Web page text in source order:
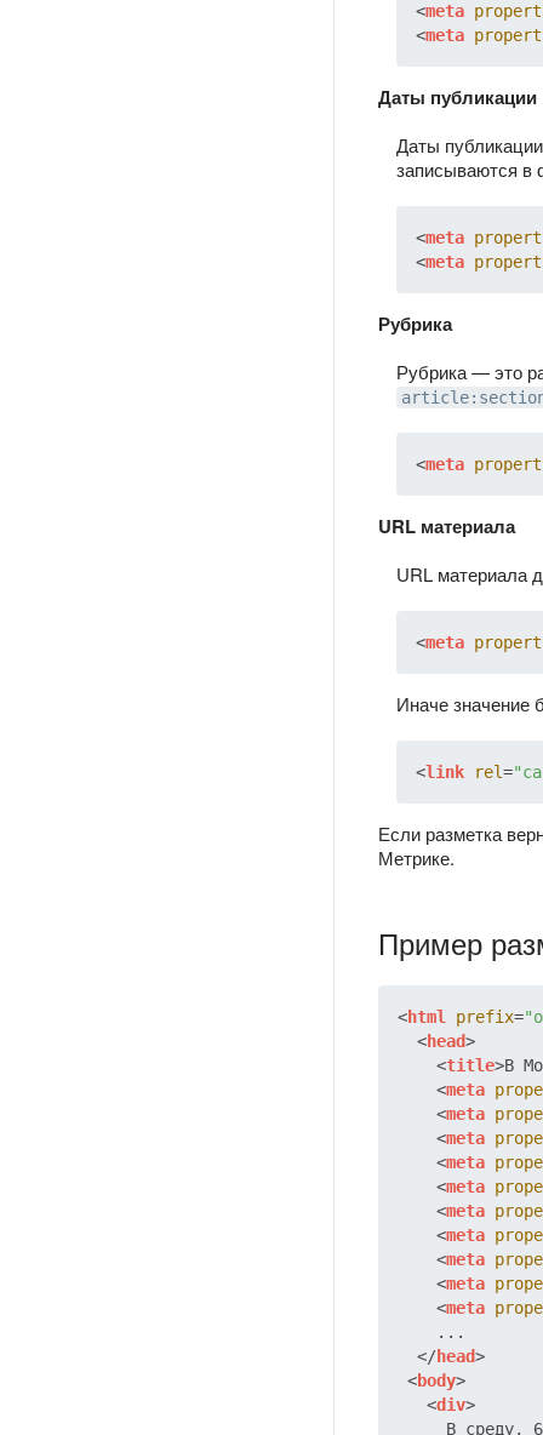
<meta
<meta
Даты публикации
Даты
записываются
<meta
<meta
Рубрика
Рубрика — это
<meta
URL материала
URL материала
<meta
Иначе значение
<link rel=
Если разметка
Метрике.
Пример
<html prefix=
<head>
<title>В
<meta
<meta
<meta
<meta
<meta
<meta
<meta
<meta
<meta
<meta
    ...
</head>
<body>
<div>
В среду,